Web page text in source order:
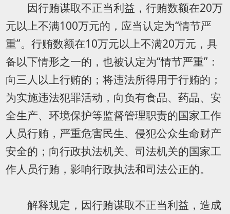
因行贿谋取不正当利益，行贿数额在20万
元以上不满100万元的，应当认定为“情节严
重”。行贿数额在10万元以上不满20万元，具
备以下情形之一的，也被认定为“情节严重”：
向三人以上行贿的；将违法所得用于行贿的；
为实施违法犯罪活动，向负有食品、药品、安
全生产、环境保护等监督管理职责的国家工作
人员行贿，严重危害民生、侵犯公众生命财产
安全的；向行政执法机关、司法机关的国家工
作人员行贿，影响行政执法和司法公正的。
解释规定，因行贿谋取不正当利益，造成